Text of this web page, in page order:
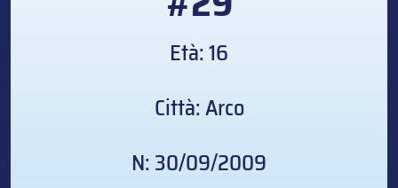
Età: 16
Città: Arco
N: 30/09/2009